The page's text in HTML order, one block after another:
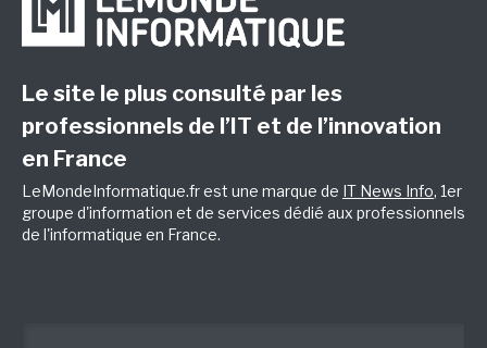
Le site le plus consulté par les
professionnels de l’IT et de l’innovation
en France
LeMondeInformatique.fr est une marque de IT News Info, 1er
groupe d'information et de services dédié aux professionnels
de l'informatique en France.